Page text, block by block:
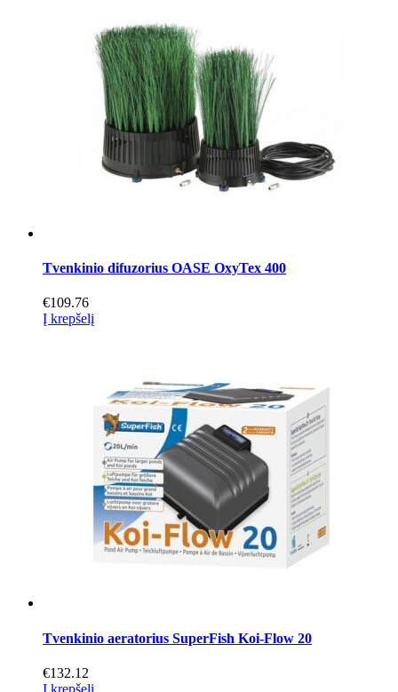
Tvenkinio difuzorius OASE OxyTex 400
€109.76
Į krepšelį
Tvenkinio aeratorius SuperFish Koi-Flow 20
€132.12
Į krepšelį